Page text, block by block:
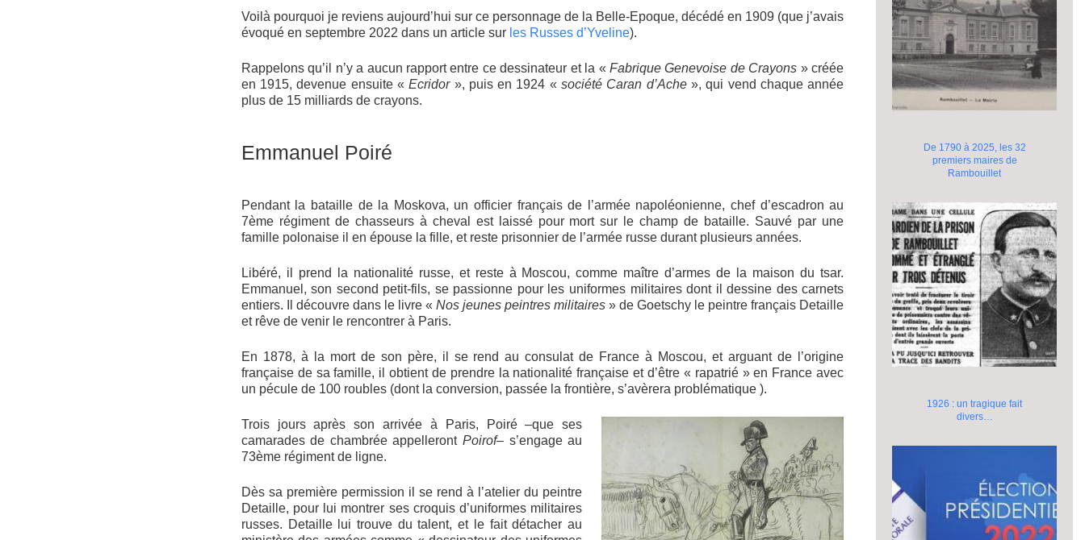
Voilà pourquoi je reviens aujourd’hui sur ce personnage de la Belle-Epoque, décédé en 1909 (que j’avais
évoqué en septembre 2022 dans un article sur les Russes d’Yveline).
Rappelons qu’il n’y a aucun rapport entre ce dessinateur et la «Fabrique Genevoise de Crayons » créée
en 1915, devenue ensuite «Ecridor», puis en 1924 «société Caran d’Ache », qui vend chaque année
plus de 15 milliards de crayons.
Emmanuel Poiré
Pendant la bataille de la Moskova, un officier français de l’armée napoléonienne, chef d’escadron au
7ème régiment de chasseurs à cheval est laissé pour mort sur le champ de bataille. Sauvé par une
famille polonaise il en épouse la fille, et reste prisonnier de l’armée russe durant plusieurs années.
Libéré, il prend la nationalité russe, et reste à Moscou, comme maître d’armes de la maison du tsar.
Emmanuel, son second petit-fils, se passionne pour les uniformes militaires dont il dessine des carnets
entiers. Il découvre dans le livre « Nos jeunes peintres militaires» de Goetschy le peintre français Detaille
et rêve de venir le rencontrer à Paris.
En 1878, à la mort de son père, il se rend au consulat de France à Moscou, et arguant de l’origine
française de sa famille, il obtient de prendre la nationalité française et d’être « rapatrié » en France avec
un pécule de 100 roubles (dont la conversion, passée la frontière, s’avèrera problématique ).
Trois jours après son arrivée à Paris, Poiré –que ses
camarades de chambrée appellerontPoirof– s’engage au
73ème régiment de ligne.
Dès sa première permission il se rend à l’atelier du peintre
Detaille, pour lui montrer ses croquis d’uniformes militaires
russes. Detaille lui trouve du talent, et le fait détacher au
De 1790 à 2025, les 32
premiers maires de
Rambouillet
1926 : un tragique fait
divers…